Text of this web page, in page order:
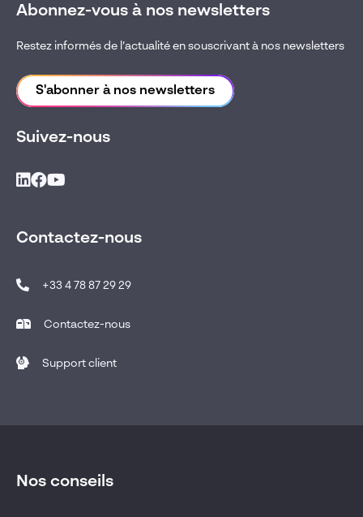
Abonnez-vous à nos newsletters
Restez informés de l’actualité en souscrivant à nos newsletters
S'abonner à nos newsletters
Suivez-nous
Contactez-nous
+33 4 78 87 29 29
Contactez-nous
Support client
Nos conseils